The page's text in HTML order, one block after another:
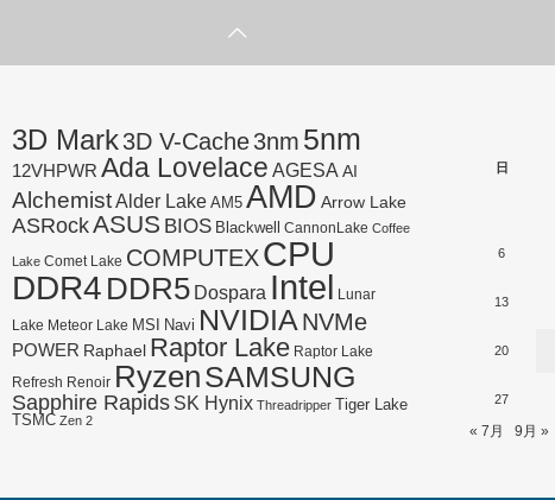
3D Mark3D V-Cache3nm 5nm
12VHPWR Ada Lovelace AGESA AI
AlchemistAlder Lake AM5 AMD Arrow Lake
ASRockASUS BIOS Blackwell CannonLake Coffee
Lake Comet Lake COMPUTEXCPU
DDR4 DDR5 Dospara Intel Lunar
Lake Meteor Lake MSI Navi NVIDIA NVMe
POWER Raphael Raptor Lake Raptor Lake
Refresh Renoir RyzenSAMSUNG
Sapphire Rapids SK Hynix Threadripper Tiger Lake
TSMC Zen 2
日
6
13
20
27
« 7月 9月 »